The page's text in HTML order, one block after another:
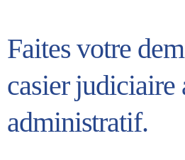
Faites votre
casier judiciaire
administratif.